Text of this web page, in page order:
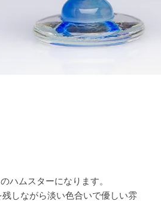
ハムスターになります。
しながら淡い色合いで優しい雰